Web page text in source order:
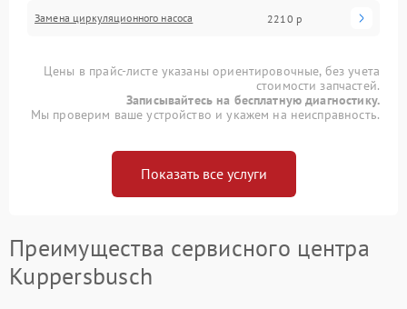
Замена циркуляционного насоса 2210 р
Цены в прайс-листе указаны ориентировочные, без учета
стоимости запчастей.
Записывайтесь на бесплатную диагностику.
Мы проверим ваше устройство и укажем на неисправность.
Показать все услуги
Преимущества сервисного центра
Kuppersbusch